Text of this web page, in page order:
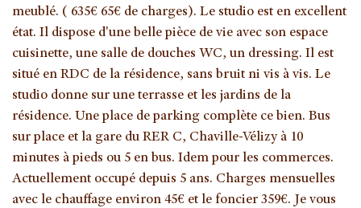
meublé. ( 635€ 65€ de charges). Le studio est en excellent
état. Il dispose d'une belle pièce de vie avec son espace
cuisinette, une salle de douches WC, un dressing. Il est
situé en RDC de la résidence, sans bruit ni vis à vis. Le
studio donne sur une terrasse et les jardins de la
résidence. Une place de parking complète ce bien. Bus
sur place et la gare du RER C, Chaville-Vélizy à 10
minutes à pieds ou 5 en bus. Idem pour les commerces.
Actuellement occupé depuis 5 ans. Charges mensuelles
avec le chauffage environ 45€ et le foncier 359€. Je vous